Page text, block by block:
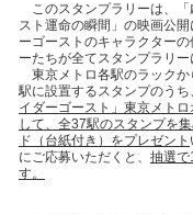
このスタンプラリーは、「
スト運命の瞬間」の映画公
ーゴーストのキャラクター
ーたちが全てスタンプラリー
東京メトロ各駅のラックか
駅に設置するスタンプのうち
イダーゴースト」東京メト
して、全37駅のスタンプを
ド（台紙付き）をプレゼント
にご応募いただくと、 抽選で
す。